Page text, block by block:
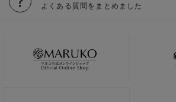
よくある質問をまとめました